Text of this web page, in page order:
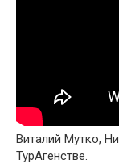
Виталий Мутко,
ТурАгенстве.